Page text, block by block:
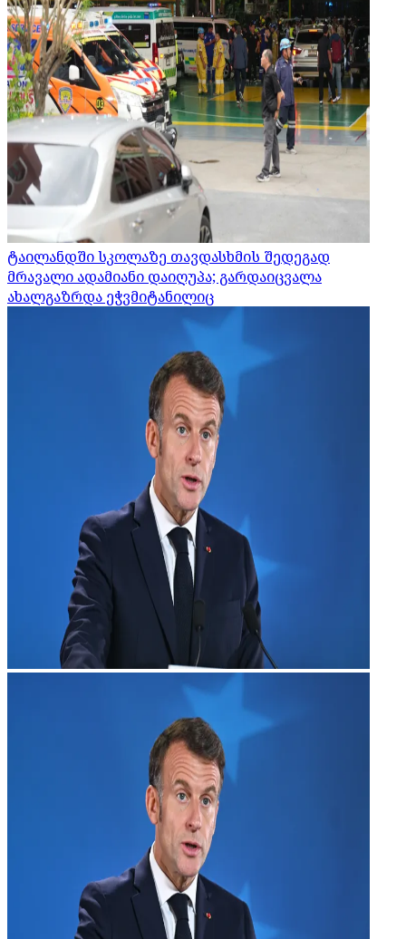
ტაილანდში სკოლაზე თავდასხმის შედეგად
მრავალი ადამიანი დაიღუპა; გარდაიცვალა
ახალგაზრდა ეჭვმიტანილიც